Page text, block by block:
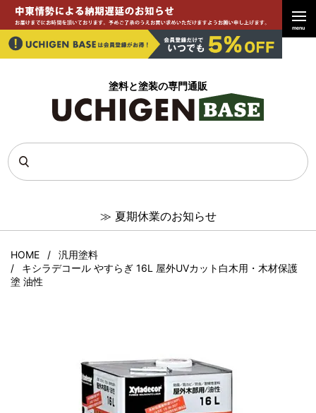
塗料と塗装の専門通販
≫ 夏期休業のお知らせ
menu
HOME
汎用塗料
キシラデコール やすらぎ 16L 屋外UVカット白木用・木材保護
塗 油性